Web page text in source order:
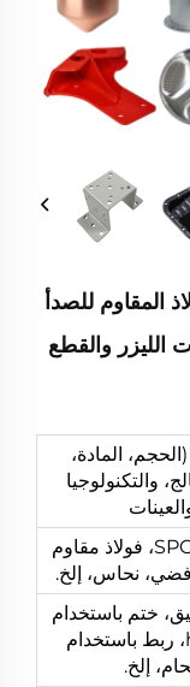
المقاوم للصدأ
الليزر والقطع
المادة،
والتكنولوجيا
فولاذ كربوني، SPCC، SGCC، فولاذ مقاوم
فضي، نحاس، إلخ.
ختم باستخدام
ماكينة CNC، تhread، ربط باستخدام
إلخ.